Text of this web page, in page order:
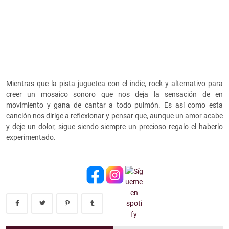
Mientras que la pista juguetea con el indie, rock y alternativo para
creer un mosaico sonoro que nos deja la sensación de en
movimiento y gana de cantar a todo pulmón. Es así como esta
canción nos dirige a reflexionar y pensar que, aunque un amor acabe
y deje un dolor, sigue siendo siempre un precioso regalo el haberlo
experimentado.